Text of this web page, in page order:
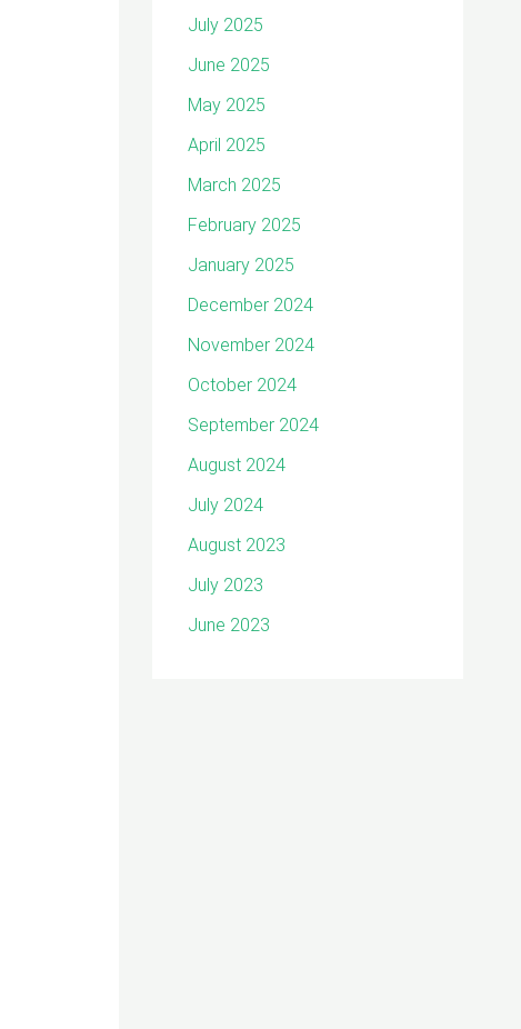
July 2025
June 2025
May 2025
April 2025
March 2025
February 2025
January 2025
December 2024
November 2024
October 2024
September 2024
August 2024
July 2024
August 2023
July 2023
June 2023